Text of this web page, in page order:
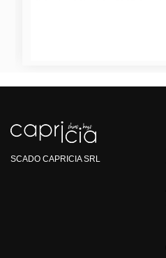
SCADO CAPRICIA SRL